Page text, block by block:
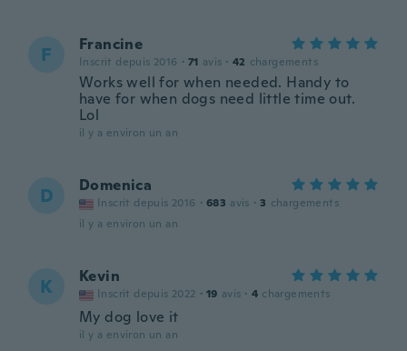
F Francine
Inscrit depuis 2016 · 71 avis · 42 chargements
Works well for when needed. Handy to
have for when dogs need little time out.
Lol
il y a environ un an
D Domenica
Inscrit depuis 2016 · 683 avis · 3 chargements
il y a environ un an
K Kevin
Inscrit depuis 2022 · 19 avis · 4 chargements
My dog love it
il y a environ un an